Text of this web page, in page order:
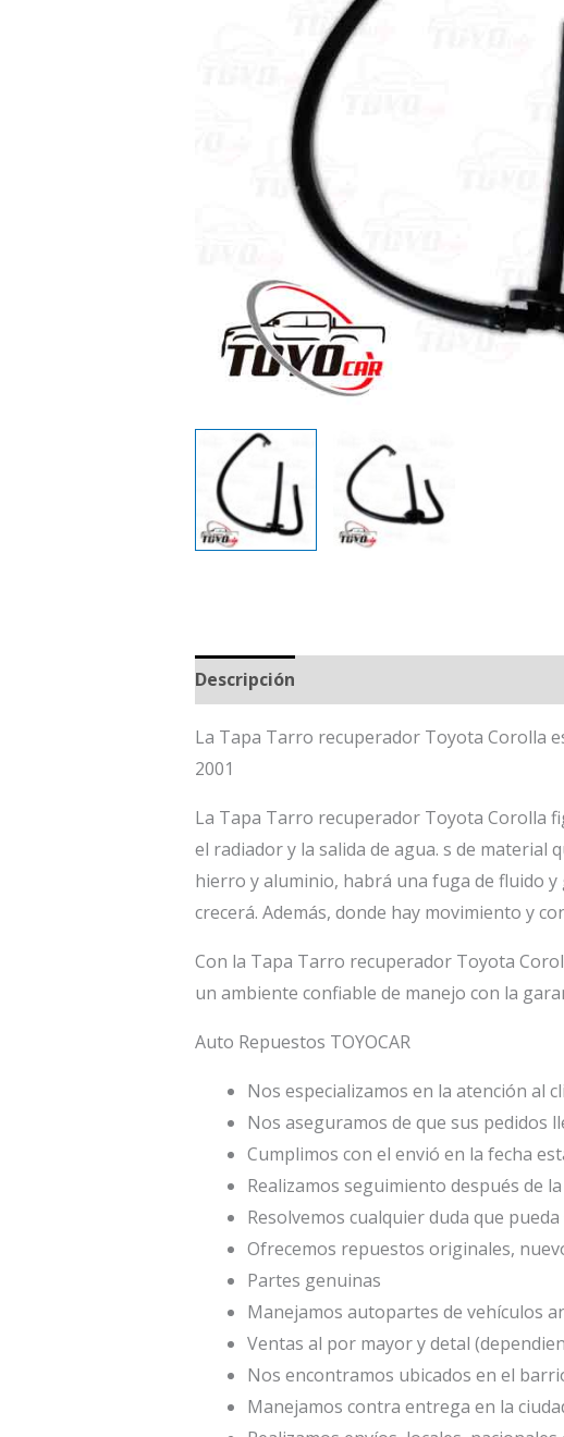
Descripción
La Tapa Tarro recuperador Toyota Corolla
2001
La Tapa Tarro recuperador Toyota Corolla
el radiador y la salida de agua. s de material
hierro y aluminio, habrá una fuga de fluido y
crecerá. Además, donde hay movimiento y
Con la Tapa Tarro recuperador Toyota
un ambiente confiable de manejo con la
Auto Repuestos TOYOCAR
Nos especializamos en la atención al
Nos aseguramos de que sus pedidos
Cumplimos con el envió en la fecha
Realizamos seguimiento después de
Resolvemos cualquier duda que
Ofrecemos repuestos originales,
Partes genuinas
Manejamos autopartes de vehículos
Ventas al por mayor y detal
Nos encontramos ubicados en el
Manejamos contra entrega en la